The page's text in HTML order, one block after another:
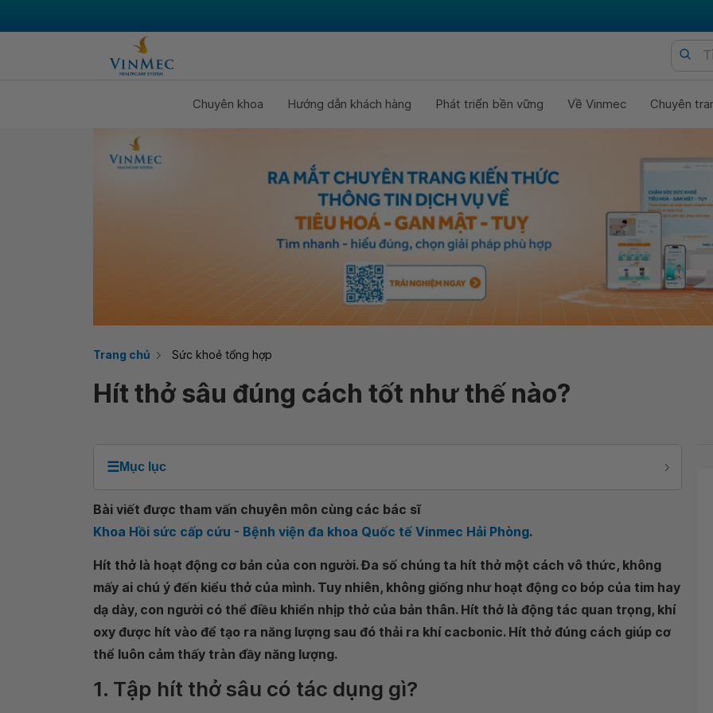
Chuyên khoa Hướng dẫn khách hàng Phát triển bền vững Về Vinmec Chuyên
Trang chủ Sức khoẻ tổng hợp
Hít thở sâu đúng cách tốt như thế nào?
☰Mục lục
Bài viết được tham vấn chuyên môn cùng các bác sĩ
Khoa Hồi sức cấp cứu - Bệnh viện đa khoa Quốc tế Vinmec Hải Phòng.
Hít thở là hoạt động cơ bản của con người. Đa số chúng ta hít thở một cách vô thức, không
mấy ai chú ý đến kiểu thở của mình. Tuy nhiên, không giống như hoạt động co bóp của tim hay
dạ dày, con người có thể điều khiển nhịp thở của bản thân. Hít thở là động tác quan trọng, khí
oxy được hít vào để tạo ra năng lượng sau đó thải ra khí cacbonic. Hít thở đúng cách giúp cơ
thể luôn cảm thấy tràn đầy năng lượng.
1. Tập hít thở sâu có tác dụng gì?